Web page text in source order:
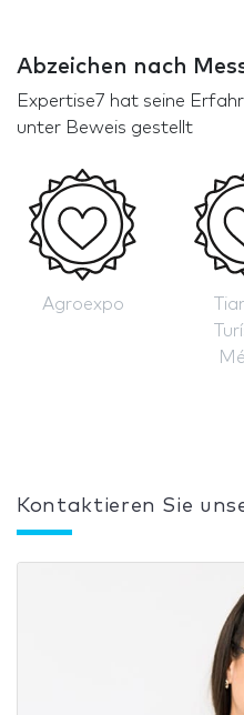
Abzeichen nach
Expertise7 hat seine
unter Beweis gestellt
Agroexpo
Kontaktieren Sie